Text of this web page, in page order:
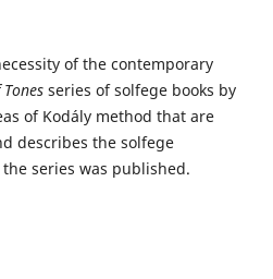
of the contemporary
Tones series of solfege books by
of Kodály method that are
describes the solfege
series was published.